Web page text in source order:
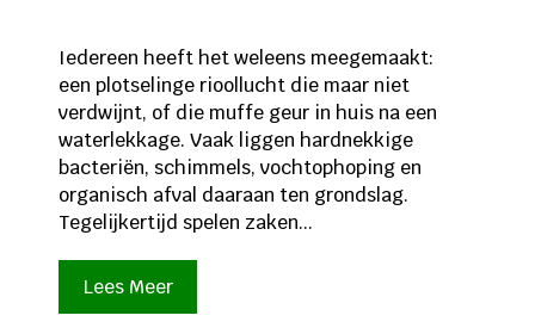
Iedereen heeft het weleens meegemaakt:
een plotselinge rioollucht die maar niet
verdwijnt, of die muffe geur in huis na een
waterlekkage. Vaak liggen hardnekkige
bacteriën, schimmels, vochtophoping en
organisch afval daaraan ten grondslag.
Tegelijkertijd spelen zaken...
Lees Meer